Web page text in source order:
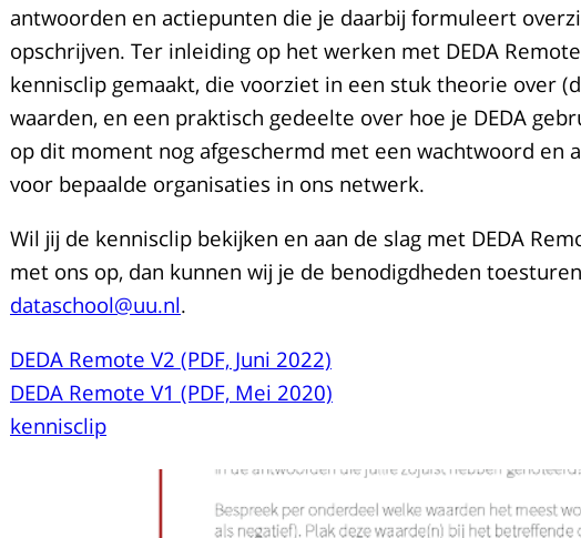
antwoorden en actiepunten die je daarbij formuleert
opschrijven. Ter inleiding op het werken met DEDA
kennisclip gemaakt, die voorziet in een stuk theorie over
waarden, en een praktisch gedeelte over hoe je DEDA
op dit moment nog afgeschermd met een wachtwoord en
voor bepaalde organisaties in ons netwerk.
Wil jij de kennisclip bekijken en aan de slag met DEDA
met ons op, dan kunnen wij je de benodigdheden
dataschool@uu.nl.
DEDA Remote V2 (PDF, Juni 2022)
DEDA Remote V1 (PDF, Mei 2020)
kennisclip